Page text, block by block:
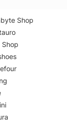
Shop
Shop